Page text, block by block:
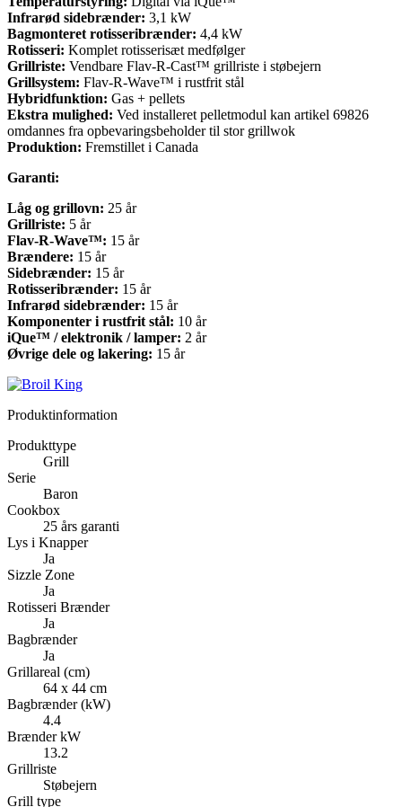
Infrarød sidebrænder: 3,1 kW
Bagmonteret rotisseribrænder: 4,4 kW
Rotisseri: Komplet rotisserisæt medfølger
Grillriste: Vendbare Flav-R-Cast™ grillriste i støbejern
Grillsystem: Flav-R-Wave™ i rustfrit stål
Hybridfunktion: Gas + pellets
Ekstra mulighed: Ved installeret pelletmodul kan artikel 69826
omdannes fra opbevaringsbeholder til stor grillwok
Produktion: Fremstillet i Canada
Garanti:
Låg og grillovn: 25 år
Grillriste: 5 år
Flav-R-Wave™: 15 år
Brændere: 15 år
Sidebrænder: 15 år
Rotisseribrænder: 15 år
Infrarød sidebrænder: 15 år
Komponenter i rustfrit stål: 10 år
iQue™ / elektronik / lamper: 2 år
Øvrige dele og lakering: 15 år
Produktinformation
Produkttype
Grill
Serie
Baron
Cookbox
25 års garanti
Lys i Knapper
Ja
Sizzle Zone
Ja
Rotisseri Brænder
Ja
Bagbrænder
Ja
Grillareal (cm)
64 x 44 cm
Bagbrænder (kW)
4.4
Brænder kW
13.2
Grillriste
Støbejern
Grill type